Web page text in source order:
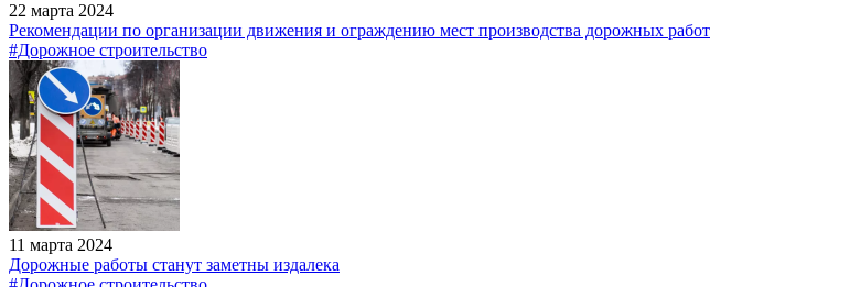
22 марта 2024
Рекомендации по организации движения и ограждению мест производства дорожных работ
#Дорожное строительство
11 марта 2024
Дорожные работы станут заметны издалека